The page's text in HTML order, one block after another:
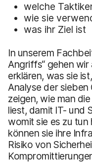
welche
wie sie
was ihr Ziel ist
In unserem
Angriffs“ gehen
erklären, was sie
Analyse der sieben
zeigen, wie man
liest, damit IT- und
womit sie es zu tun
können sie ihre
Risiko von